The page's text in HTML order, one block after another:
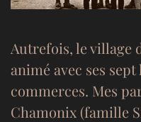
Autrefois, le village
animé avec ses
commerces. Mes
Chamonix (famille